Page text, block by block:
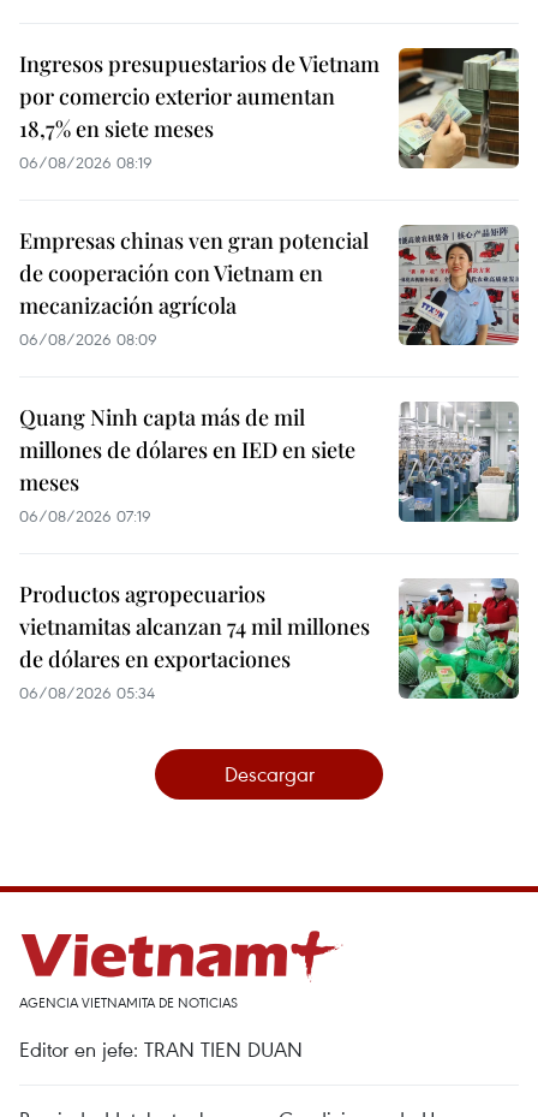
Ingresos presupuestarios de Vietnam
por comercio exterior aumentan
18,7% en siete meses
06/08/2026 08:19
Empresas chinas ven gran potencial
de cooperación con Vietnam en
mecanización agrícola
06/08/2026 08:09
Quang Ninh capta más de mil
millones de dólares en IED en siete
meses
06/08/2026 07:19
Productos agropecuarios
vietnamitas alcanzan 74 mil millones
de dólares en exportaciones
06/08/2026 05:34
Descargar
AGENCIA VIETNAMITA DE NOTICIAS
Editor en jefe: TRAN TIEN DUAN